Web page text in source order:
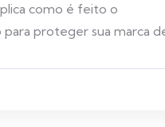
como é feito o
proteger sua marca